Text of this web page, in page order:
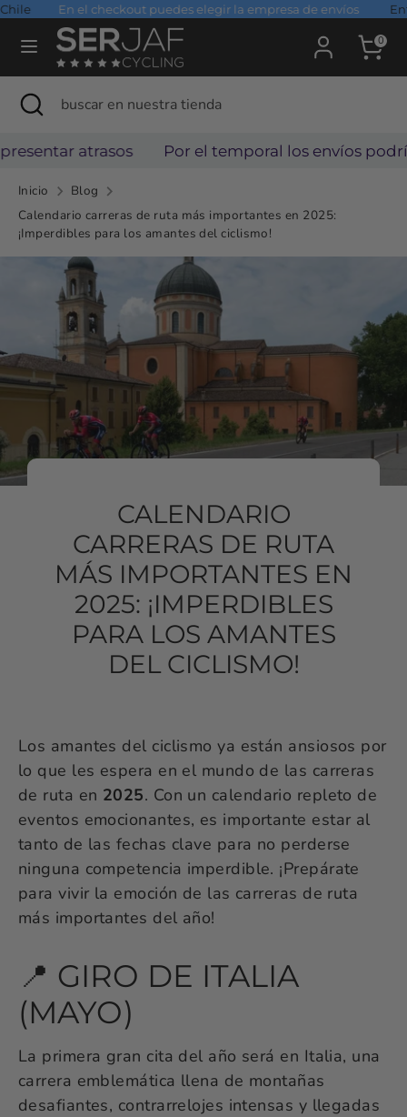
Ir
directamente
En el checkout puedes elegir la empresa de envíos
0
Buscarbuscar
en
tienda
Buscarbuscar
nuestra
Cerrar
búsqueda
atrasos Por el temporal los envíos
Inicio
Blog
Calendario carreras de ruta más importantes en 2025:
¡Imperdibles para los amantes del ciclismo!
CALENDARIO
CARRERAS DE RUTA
MÁS IMPORTANTES EN
2025: ¡IMPERDIBLES
PARA LOS AMANTES
DEL CICLISMO!
Los amantes del ciclismo ya están ansiosos por
lo que les espera en el mundo de las carreras
de ruta en 2025. Con un calendario repleto de
eventos emocionantes, es importante estar al
tanto de las fechas clave para no perderse
ninguna competencia imperdible. ¡Prepárate
para vivir la emoción de las carreras de ruta
más importantes del año!
📍 GIRO DE ITALIA
(MAYO)
La primera gran cita del año será en Italia, una
carrera emblemática llena de montañas
desafiantes, contrarrelojes intensas y llegadas